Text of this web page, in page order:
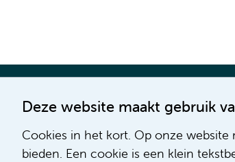
Deze website maakt gebruik
Cookies in het kort. Op onze
bieden. Een cookie is een klein